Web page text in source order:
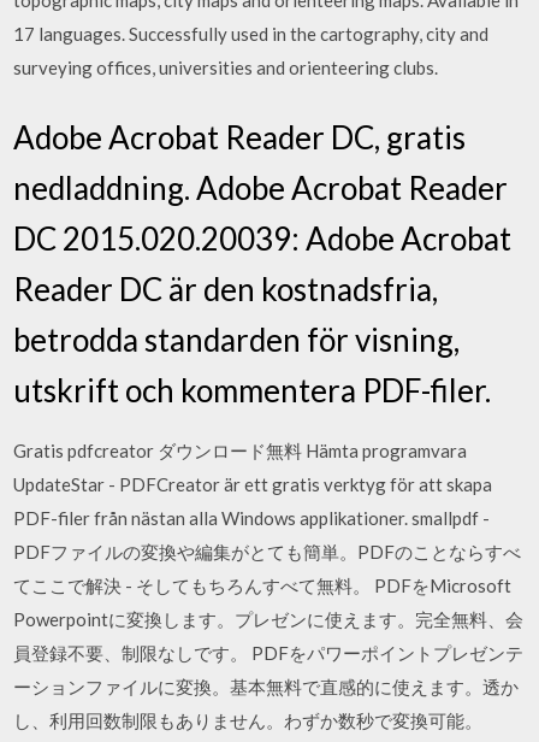
17 languages. Successfully used in the cartography, city and
surveying offices, universities and orienteering clubs.
Adobe Acrobat Reader DC, gratis
nedladdning. Adobe Acrobat Reader
DC 2015.020.20039: Adobe Acrobat
Reader DC är den kostnadsfria,
betrodda standarden för visning,
utskrift och kommentera PDF-filer.
Gratis pdfcreator ダウンロード無料 Hämta programvara
UpdateStar - PDFCreator är ett gratis verktyg för att skapa
PDF-filer från nästan alla Windows applikationer. smallpdf -
PDFファイルの変換や編集がとても簡単。PDFのことならすべ
てここで解決 - そしてもちろんすべて無料。 PDFをMicrosoft
Powerpointに変換します。プレゼンに使えます。完全無料、会
員登録不要、制限なしです。 PDFをパワーポイントプレゼンテ
ーションファイルに変換。基本無料で直感的に使えます。透か
し、利用回数制限もありません。わずか数秒で変換可能。